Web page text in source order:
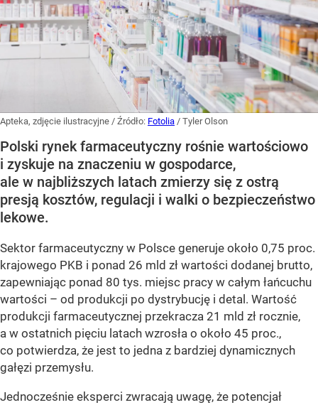
Apteka, zdjęcie ilustracyjne / Źródło: Fotolia / Tyler Olson
Polski rynek farmaceutyczny rośnie wartościowo
i zyskuje na znaczeniu w gospodarce,
ale w najbliższych latach zmierzy się z ostrą
presją kosztów, regulacji i walki o bezpieczeństwo
lekowe.
Sektor farmaceutyczny w Polsce generuje około 0,75 proc.
krajowego PKB i ponad 26 mld zł wartości dodanej brutto,
zapewniając ponad 80 tys. miejsc pracy w całym łańcuchu
wartości – od produkcji po dystrybucję i detal. Wartość
produkcji farmaceutycznej przekracza 21 mld zł rocznie,
a w ostatnich pięciu latach wzrosła o około 45 proc.,
co potwierdza, że jest to jedna z bardziej dynamicznych
gałęzi przemysłu.
Jednocześnie eksperci zwracają uwagę, że potencjał